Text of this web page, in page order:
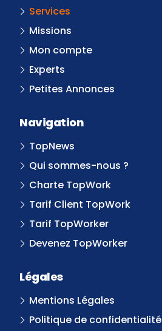
Services
Missions
Mon compte
Experts
Petites Annonces
Navigation
TopNews
Qui sommes-nous ?
Charte TopWork
Tarif Client TopWork
Tarif TopWorker
Devenez TopWorker
Légales
Mentions Légales
Politique de confidentialité